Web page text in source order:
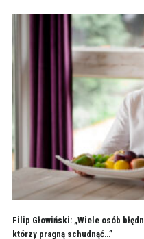
Filip Głowiński: „Wiele osób
którzy pragną schudnąć…”